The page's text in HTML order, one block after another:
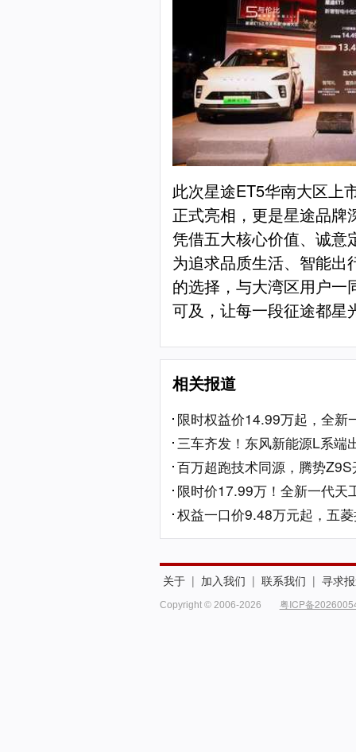
此次星途ET5华南大区上
正式亮相，更是星途品牌
凭借五大核心价值、诚意
为追求品质生活、智能出
的选择，与大湾区用户一
可及，让每一段征途都星
相关报道
限时权益价14.99万起，全
三车齐发！东风新能源L系端
百万超跑技术同源，腾势
限时价17.99万！全新一代
权益一口价9.48万元起，五
关于 | 加入我们 | 联系我们 | 寻求
Copyright © 2006-2026 粤ICP备